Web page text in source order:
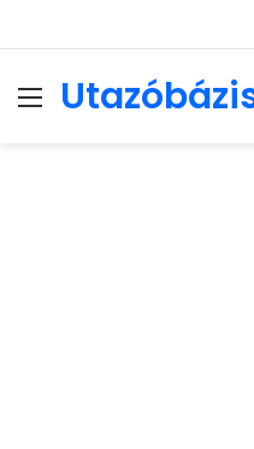
Menu